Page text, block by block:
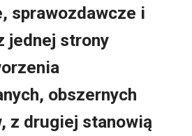
sprawozdawcze i
jednej strony
obszernych
z drugiej stanowią